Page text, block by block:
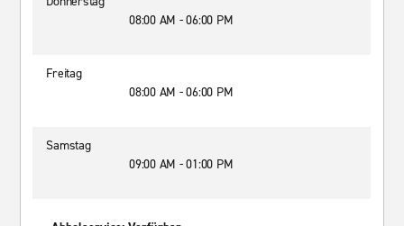
08:00 AM - 06:00 PM
Freitag
08:00 AM - 06:00 PM
Samstag
09:00 AM - 01:00 PM